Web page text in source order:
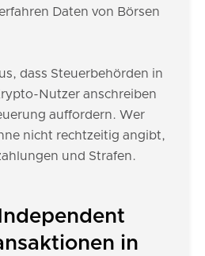
Daten von Börsen
dass Steuerbehörden in
Nutzer anschreiben
auffordern. Wer
nicht rechtzeitig angibt,
und Strafen.
in